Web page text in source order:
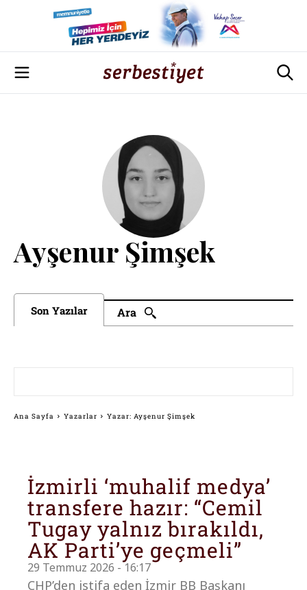
Ayşenur Şimşek
Son Yazılar Ara
İzmirli ‘muhalif medya’
transfere hazır: “Cemil
Tugay yalnız bırakıldı,
AK Parti’ye geçmeli”
29 Temmuz 2026 - 16:17
CHP’den istifa eden İzmir BB Başkanı
Ana Sayfa Yazarlar Yazar: Ayşenur Şimşek